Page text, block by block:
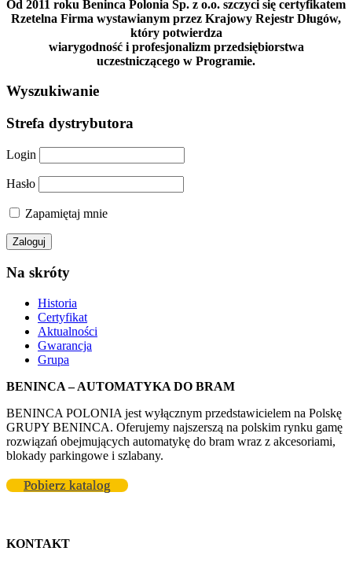
Od 2011 roku Beninca Polonia Sp. z o.o. szczyci się certyfikatem
Rzetelna Firma wystawianym przez Krajowy Rejestr Długów,
który potwierdza
wiarygodność i profesjonalizm przedsiębiorstwa
uczestniczącego w Programie.
Wyszukiwanie
Strefa dystrybutora
Login
Hasło
Zapamiętaj mnie
Na skróty
Historia
Certyfikat
Aktualności
Gwarancja
Grupa
BENINCA – AUTOMATYKA DO BRAM
BENINCA POLONIA jest wyłącznym przedstawicielem na Polskę
GRUPY BENINCA. Oferujemy najszerszą na polskim rynku gamę
rozwiązań obejmujących automatykę do bram wraz z akcesoriami,
blokady parkingowe i szlabany.
Pobierz katalog
KONTAKT